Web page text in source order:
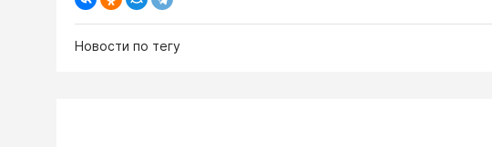
Новости по тегу